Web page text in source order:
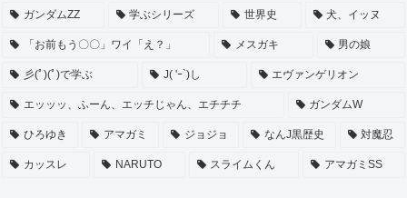
ガンダムZZ 学ぶシリーズ 世界史 犬、イッヌ
「お前もう〇〇」ワイ「え？」 メスガキ 男の娘
彡(ﾟ)(ﾟ)で学ぶ J( 'ｰ`)し エヴァンゲリオン
エッッッ、ふーん、エッチじゃん、エチチチ ガンダムW
ひろゆき アマガミ ジョジョ なんJ黒歴史 対魔忍
カッスレ NARUTO スライムくん アマガミSS